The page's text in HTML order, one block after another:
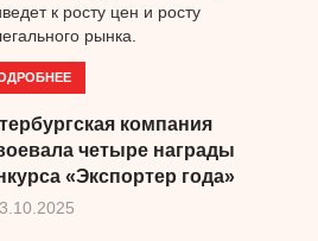
к росту цен и росту
рынка.
компания
четыре награды
«Экспортер года»